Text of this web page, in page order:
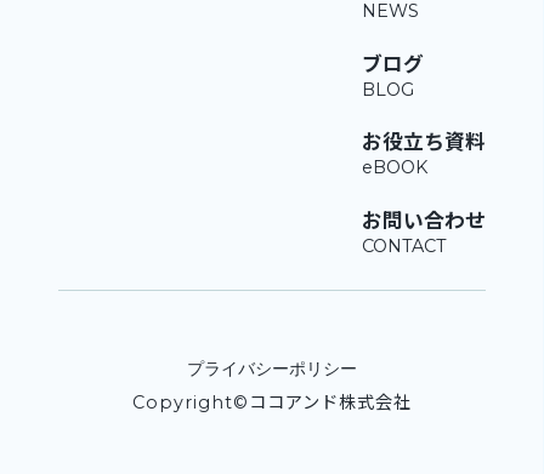
ブログ
お役立ち資料
お問い合わせ
プライバシーポリシー
Copyright©ココアンド株式会社